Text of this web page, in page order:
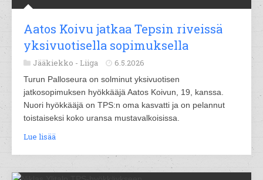
Aatos Koivu jatkaa Tepsin riveissä
yksivuotisella sopimuksella
Jääkiekko - Liiga 6.5.2026
Turun Palloseura on solminut yksivuotisen
jatkosopimuksen hyökkääjä Aatos Koivun, 19, kanssa.
Nuori hyökkääjä on TPS:n oma kasvatti ja on pelannut
toistaiseksi koko uransa mustavalkoisissa.
Lue lisää